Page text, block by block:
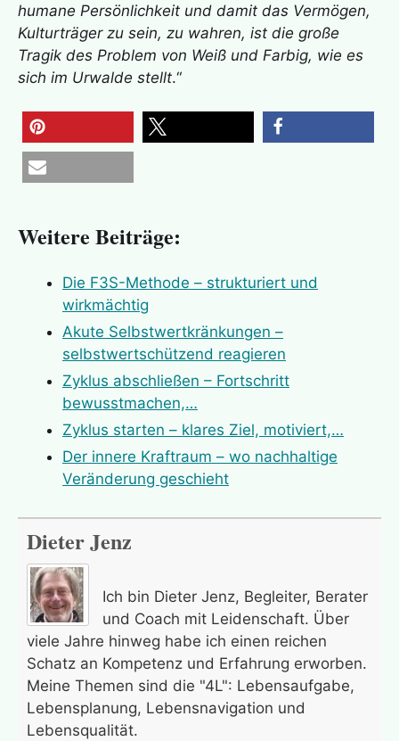
humane Persönlichkeit und damit das Vermögen,
Kulturträger zu sein, zu wahren, ist die große
Tragik des Problem von Weiß und Farbig, wie es
sich im Urwalde stellt.“
merken
Weitere Beiträge:
Die F3S-Methode – strukturiert und
wirkmächtig
Akute Selbstwertkränkungen –
selbstwertschützend reagieren
Zyklus abschließen – Fortschritt
bewusstmachen,…
Zyklus starten – klares Ziel, motiviert,…
Der innere Kraftraum – wo nachhaltige
Veränderung geschieht
Dieter Jenz
Ich bin Dieter Jenz, Begleiter, Berater
und Coach mit Leidenschaft. Über
viele Jahre hinweg habe ich einen reichen
Schatz an Kompetenz und Erfahrung erworben.
Meine Themen sind die "4L": Lebensaufgabe,
Lebensplanung, Lebensnavigation und
Lebensqualität.